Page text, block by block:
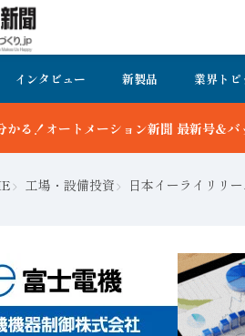
インタビュー 新製品 業界トピ
ナンバーを無料で公開中 詳細はこちら
工場・設備投資 日本イーライリリ